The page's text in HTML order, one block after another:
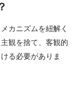
カニズムを紐解く
観を捨て、客観的
る必要がありま